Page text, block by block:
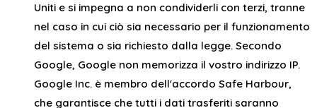
Uniti e si impegna a non condividerli con terzi, tranne
nel caso in cui ciò sia necessario per il funzionamento
del sistema o sia richiesto dalla legge. Secondo
Google, Google non memorizza il vostro indirizzo IP.
Google Inc. è membro dell'accordo Safe Harbour,
che garantisce che tutti i dati trasferiti saranno